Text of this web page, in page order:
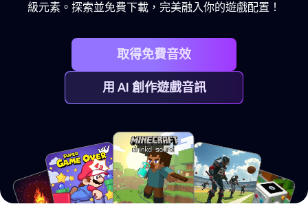
級元素。探索並免費下載，完美融入你的遊戲配置！
取得免費音效
用 AI 創作遊戲音訊